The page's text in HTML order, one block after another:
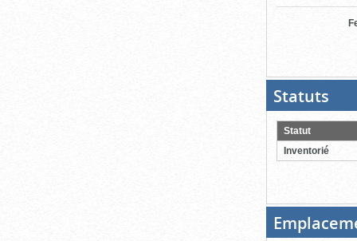
Statuts
pour
Statut
Inventorié